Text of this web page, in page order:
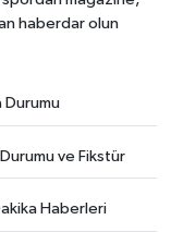
haberdar olun
Durumu
ve Fikstür
Haberleri